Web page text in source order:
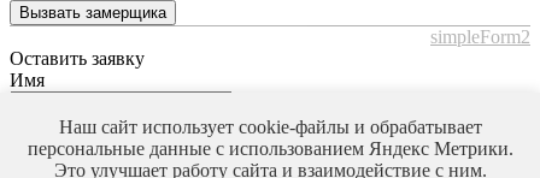
Вызвать замерщика
simpleForm2
Оставить заявку
Имя
Телефон*
Ваше сообщение
Наш сайт использует cookie-файлы и обрабатывает
персональные данные с использованием Яндекс Метрики.
Это улучшает работу сайта и взаимодействие с ним.